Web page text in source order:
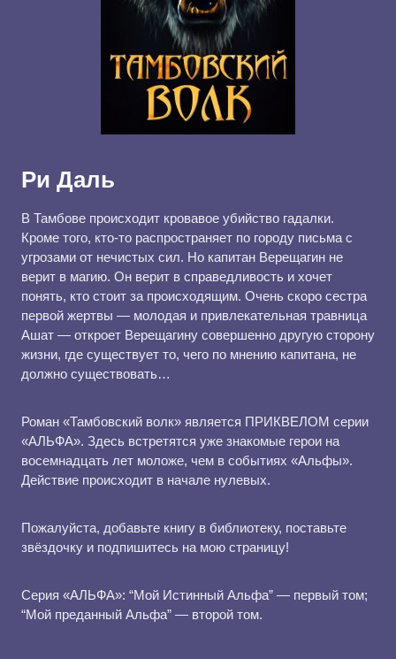
Ри Даль
В Тамбове происходит кровавое убийство гадалки.
Кроме того, кто-то распространяет по городу письма с
угрозами от нечистых сил. Но капитан Верещагин не
верит в магию. Он верит в справедливость и хочет
понять, кто стоит за происходящим. Очень скоро сестра
первой жертвы — молодая и привлекательная травница
Ашат — откроет Верещагину совершенно другую сторону
жизни, где существует то, чего по мнению капитана, не
должно существовать…
Роман «Тамбовский волк» является ПРИКВЕЛОМ серии
«АЛЬФА». Здесь встретятся уже знакомые герои на
восемнадцать лет моложе, чем в событиях «Альфы».
Действие происходит в начале нулевых.
Пожалуйста, добавьте книгу в библиотеку, поставьте
звёздочку и подпишитесь на мою страницу!
Серия «АЛЬФА»: “Мой Истинный Альфа” — первый том;
“Мой преданный Альфа” — второй том.